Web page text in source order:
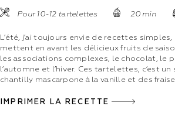
Pour 10-12 tartelettes 20 min
L’été, j’ai toujours envie de recettes
mettent en avant les délicieux fruits de
les associations complexes, le chocolat, le
l’automne et l’hiver. Ces tartelettes, c’est
chantilly mascarpone à la vanille et des
IMPRIMER LA RECETTE